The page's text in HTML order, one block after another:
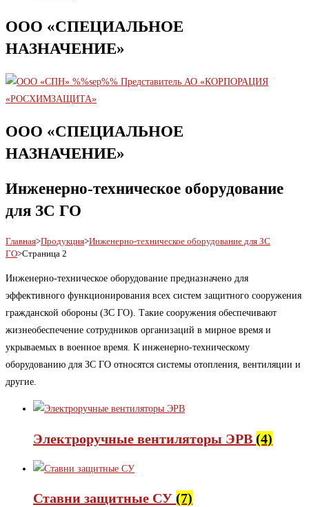
ООО «СПЕЦИАЛЬНОЕ
НАЗНАЧЕНИЕ»
ООО «СПЕЦИАЛЬНОЕ
НАЗНАЧЕНИЕ»
Инженерно-техническое оборудование
для ЗС ГО
Главная>Продукция>Инженерно-техническое оборудование для ЗС
ГО>Страница 2
Инженерно-техническое оборудование предназначено для
эффективного функционирования всех систем защитного сооружения
гражданской обороны (ЗС ГО). Такие сооружения обеспечивают
жизнеобеспечение сотрудников организаций в мирное время и
укрываемых в военное время. К инженерно-техническому
оборудованию для ЗС ГО относятся системы отопления, вентиляции и
другие.
Электроручные вентиляторы ЭРВ (4)
Ставни защитные СУ (7)